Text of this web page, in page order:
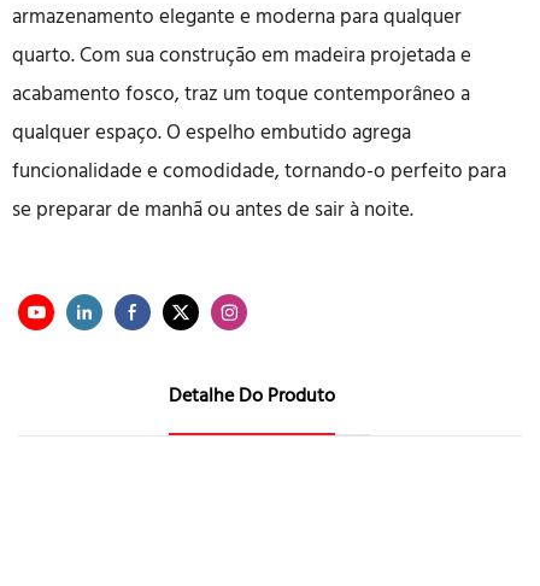
armazenamento elegante e moderna para qualquer
quarto. Com sua construção em madeira projetada e
acabamento fosco, traz um toque contemporâneo a
qualquer espaço. O espelho embutido agrega
funcionalidade e comodidade, tornando-o perfeito para
se preparar de manhã ou antes de sair à noite.
Detalhe Do Produto